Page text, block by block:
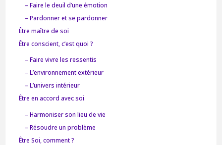
– Faire le deuil d’une émotion
– Pardonner et se pardonner
Être maître de soi
Être conscient, c’est quoi ?
– Faire vivre les ressentis
– L’environnement extérieur
– L’univers intérieur
Être en accord avec soi
– Harmoniser son lieu de vie
– Résoudre un problème
Être Soi, comment ?